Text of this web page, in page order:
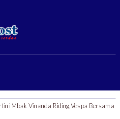
Mbak Vinanda Riding Vespa Bersama